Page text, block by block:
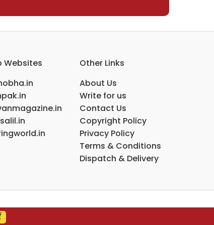
Websites
Other Links
About Us
Write for us
Contact Us
Copyright Policy
Privacy Policy
Terms & Conditions
Dispatch & Delivery